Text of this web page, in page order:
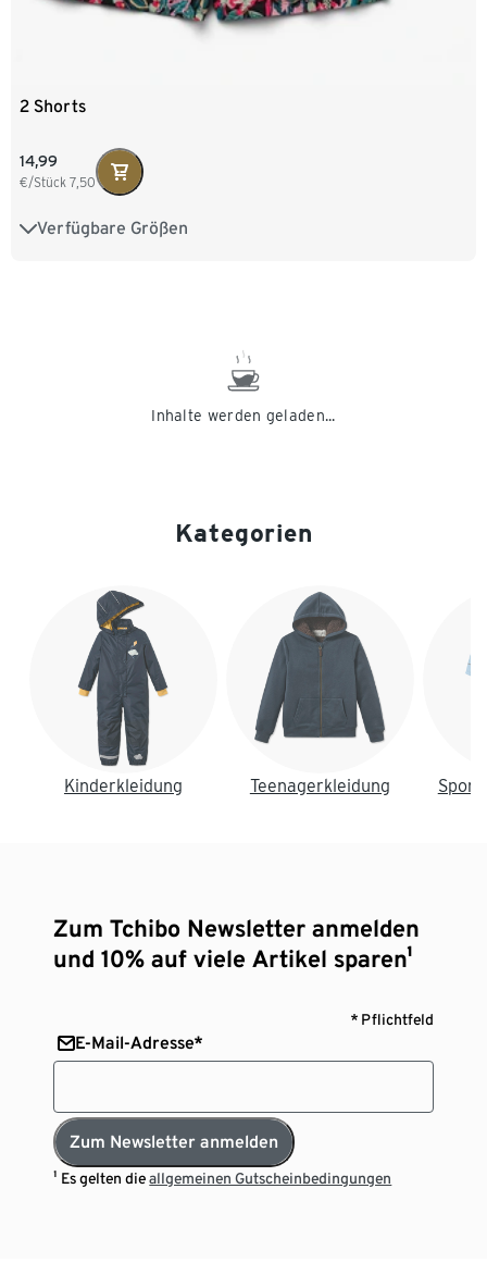
2 Shorts
14,99
€/Stück 7,50
Verfügbare Größen
XS 32/34 S 36/38
Inhalte werden geladen...
Kategorien
Kinderkleidung Teenagerkleidung
Zum Tchibo Newsletter anmelden
und 10% auf viele Artikel sparen¹
* Pflichtfeld
E-Mail-Adresse*
Zum Newsletter anmelden
¹ Es gelten dieallgemeinen Gutscheinbedingungen